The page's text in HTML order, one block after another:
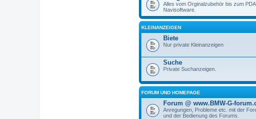
Alles vom Orginalzubehör bis zum
Navisoftware.
KLEINANZEIGEN
Biete
Nur private Kleinanzeigen
Suche
Private Suchanzeigen.
FORUM UND HOMEPAGE
Forum @ www.BMW-G-
Anregungen, Probleme etc. mit der
und der Bedienung des Forums.